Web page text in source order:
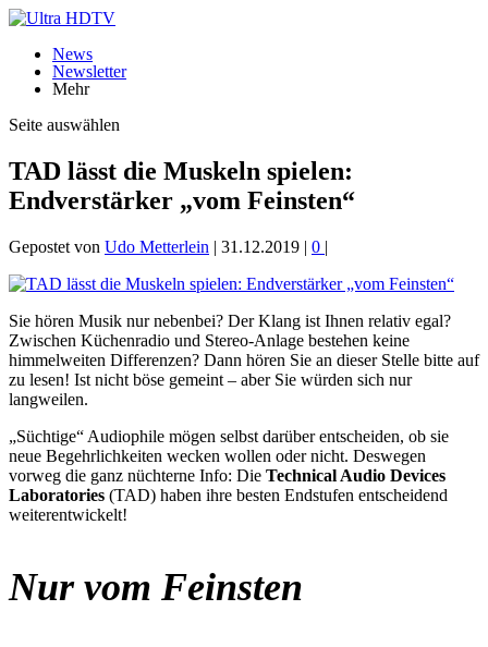
News
Newsletter
Mehr
Seite auswählen
TAD lässt die Muskeln spielen:
Endverstärker „vom Feinsten“
Gepostet von Udo Metterlein | 31.12.2019 | 0 |
Sie hören Musik nur nebenbei? Der Klang ist Ihnen relativ egal?
Zwischen Küchenradio und Stereo-Anlage bestehen keine
himmelweiten Differenzen? Dann hören Sie an dieser Stelle bitte auf
zu lesen! Ist nicht böse gemeint – aber Sie würden sich nur
langweilen.
„Süchtige“ Audiophile mögen selbst darüber entscheiden, ob sie
neue Begehrlichkeiten wecken wollen oder nicht. Deswegen
vorweg die ganz nüchterne Info: Die Technical Audio Devices
Laboratories (TAD) haben ihre besten Endstufen entscheidend
weiterentwickelt!
Nur vom Feinsten